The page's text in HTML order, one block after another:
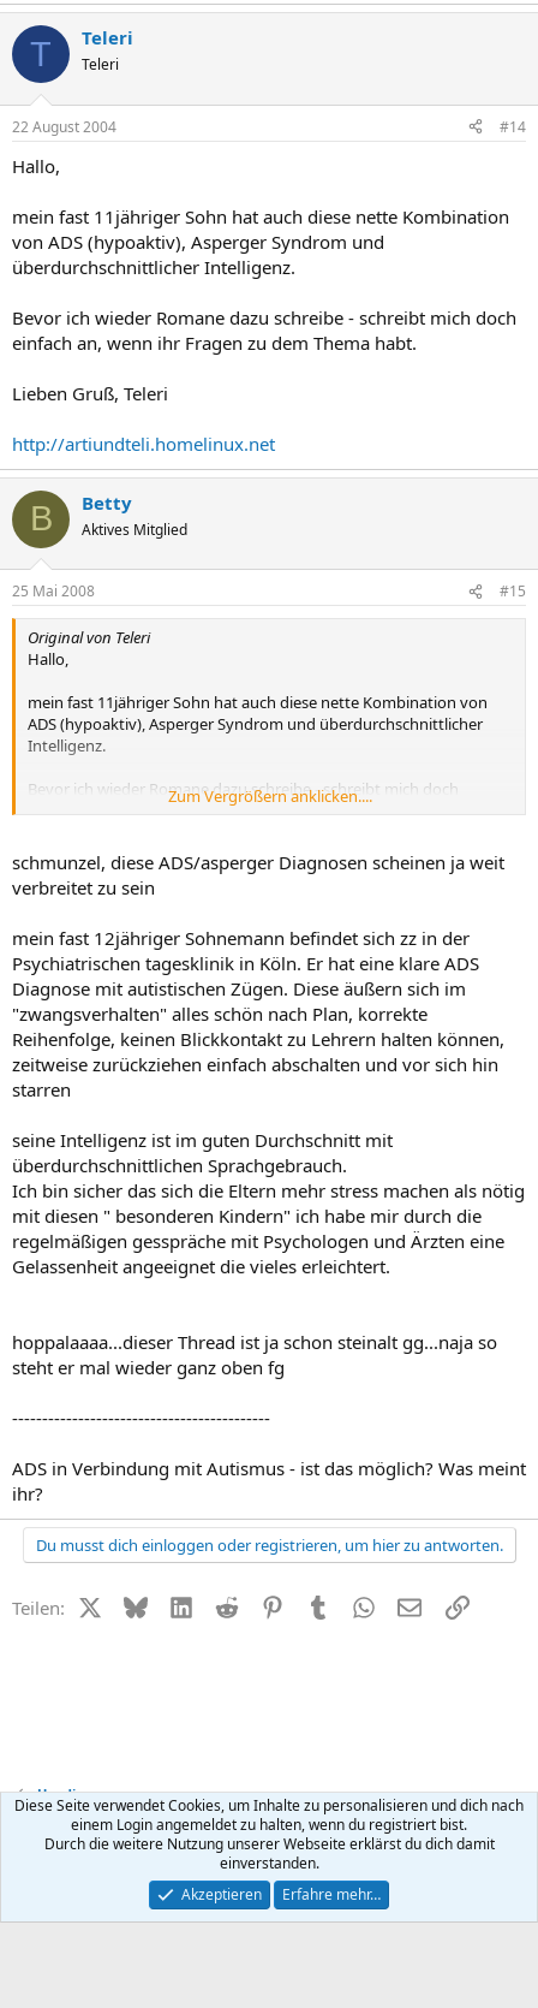
T Teleri
Teleri
22 August 2004 #14
Hallo,
mein fast 11jähriger Sohn hat auch diese nette Kombination
von ADS (hypoaktiv), Asperger Syndrom und
überdurchschnittlicher Intelligenz.
Bevor ich wieder Romane dazu schreibe - schreibt mich doch
einfach an, wenn ihr Fragen zu dem Thema habt.
Lieben Gruß, Teleri
http://artiundteli.homelinux.net
B Betty
Aktives Mitglied
25 Mai 2008 #15
Original von Teleri
Hallo,
mein fast 11jähriger Sohn hat auch diese nette Kombination von
ADS (hypoaktiv), Asperger Syndrom und überdurchschnittlicher
Intelligenz.
Bevor ich wieder Romane dazu schreibe - schreibt mich doch
einfach an, wenn ihr Fragen zu dem Thema habt.
Lieben Gruß, Teleri
http://artiundteli.homelinux.net
Zum Vergrößern anklicken....
schmunzel, diese ADS/asperger Diagnosen scheinen ja weit
verbreitet zu sein
mein fast 12jähriger Sohnemann befindet sich zz in der
Psychiatrischen tagesklinik in Köln. Er hat eine klare ADS
Diagnose mit autistischen Zügen. Diese äußern sich im
"zwangsverhalten" alles schön nach Plan, korrekte
Reihenfolge, keinen Blickkontakt zu Lehrern halten können,
zeitweise zurückziehen einfach abschalten und vor sich hin
starren
seine Intelligenz ist im guten Durchschnitt mit
überdurchschnittlichen Sprachgebrauch.
Ich bin sicher das sich die Eltern mehr stress machen als nötig
mit diesen " besonderen Kindern" ich habe mir durch die
regelmäßigen gesspräche mit Psychologen und Ärzten eine
Gelassenheit angeeignet die vieles erleichtert.
hoppalaaaa...dieser Thread ist ja schon steinalt gg...naja so
steht er mal wieder ganz oben fg
-------------------------------------------
ADS in Verbindung mit Autismus - ist das möglich? Was meint
ihr?
Du musst dich einloggen oder registrieren, um hier zu antworten.
Teilen: X (Twitter)
BlueskyLinkedIn
Reddit PinterestTumblr WhatsApp
E-MailLink
Handicap
Kontakt Nutzungsbedingungen Datenschutz Hilfe
R
Community platform by XenForo ® © 2010-2026 XenForo Ltd.
Diese Seite verwendet Cookies, um Inhalte zu personalisieren und dich nach
einem Login angemeldet zu halten, wenn du registriert bist.
Durch die weitere Nutzung unserer Webseite erklärst du dich damit
einverstanden.
Akzeptieren
Erfahre mehr…